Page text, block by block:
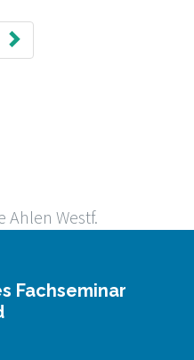
Fachseminar